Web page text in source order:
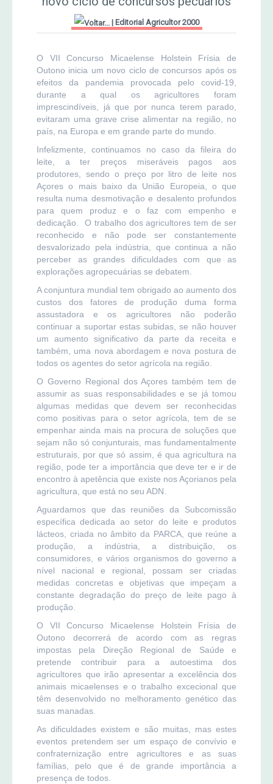
| Editorial Agricultor 2000
O VII Concurso Micaelense Holstein Frísia de
Outono inicia um novo ciclo de concursos após os
efeitos da pandemia provocada pelo covid-19,
durante a qual os agricultores foram
imprescindíveis, já que por nunca terem parado,
evitaram uma grave crise alimentar na região, no
país, na Europa e em grande parte do mundo.
Infelizmente, continuamos no caso da fileira do
leite, a ter preços miseráveis pagos aos
produtores, sendo o preço por litro de leite nos
Açores o mais baixo da União Europeia, o que
resulta numa desmotivação e desalento profundos
para quem produz e o faz com empenho e
dedicação. O trabalho dos agricultores tem de ser
reconhecido e não pode ser constantemente
desvalorizado pela indústria, que continua a não
perceber as grandes dificuldades com que as
explorações agropecuárias se debatem.
A conjuntura mundial tem obrigado ao aumento dos
custos dos fatores de produção duma forma
assustadora e os agricultores não poderão
continuar a suportar estas subidas, se não houver
um aumento significativo da parte da receita e
também, uma nova abordagem e nova postura de
todos os agentes do setor agrícola na região.
O Governo Regional dos Açores também tem de
assumir as suas responsabilidades e se já tomou
algumas medidas que devem ser reconhecidas
como positivas para o setor agrícola, tem de se
empenhar ainda mais na procura de soluções que
sejam não só conjunturais, mas fundamentalmente
estruturais, por que só assim, é qua agricultura na
região, pode ter a importância que deve ter e ir de
encontro à apetência que existe nos Açorianos pela
agricultura, que está no seu ADN.
Aguardamos que das reuniões da Subcomissão
específica dedicada ao setor do leite e produtos
lácteos, criada no âmbito da PARCA, que reúne a
produção, a indústria, a distribuição, os
consumidores, e vários organismos do governo a
nível nacional e regional, possam ser criadas
medidas concretas e objetivas que impeçam a
constante degradação do preço de leite pago à
produção.
O VII Concurso Micaelense Holstein Frísia de
Outono decorrerá de acordo com as regras
impostas pela Direção Regional de Saúde e
pretende contribuir para a autoestima dos
agricultores que irão apresentar a excelência dos
animais micaelenses e o trabalho excecional que
têm desenvolvido no melhoramento genético das
suas manadas.
As dificuldades existem e são muitas, mas estes
eventos pretendem ser um espaço de convívio e
confraternização entre agricultores e as suas
famílias, pelo que é de grande importância a
presença de todos.